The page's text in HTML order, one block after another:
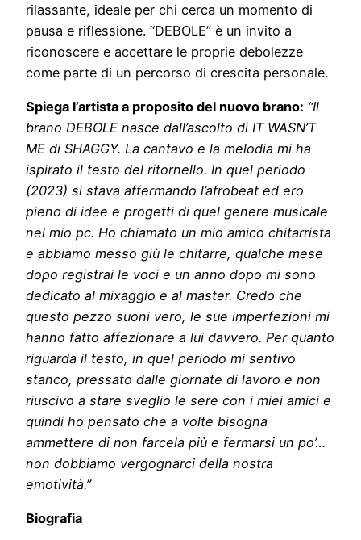
rilassante, ideale per chi cerca un momento di
pausa e riflessione. “DEBOLE” è un invito a
riconoscere e accettare le proprie debolezze
come parte di un percorso di crescita personale.
Spiega l’artista a proposito del nuovo brano: “Il
brano DEBOLE nasce dall’ascolto di IT WASN’T
ME di SHAGGY. La cantavo e la melodia mi ha
ispirato il testo del ritornello. In quel periodo
(2023) si stava affermando l’afrobeat ed ero
pieno di idee e progetti di quel genere musicale
nel mio pc. Ho chiamato un mio amico chitarrista
e abbiamo messo giù le chitarre, qualche mese
dopo registrai le voci e un anno dopo mi sono
dedicato al mixaggio e al master. Credo che
questo pezzo suoni vero, le sue imperfezioni mi
hanno fatto affezionare a lui davvero. Per quanto
riguarda il testo, in quel periodo mi sentivo
stanco, pressato dalle giornate di lavoro e non
riuscivo a stare sveglio le sere con i miei amici e
quindi ho pensato che a volte bisogna
ammettere di non farcela più e fermarsi un po’…
non dobbiamo vergognarci della nostra
emotività.”
Biografia